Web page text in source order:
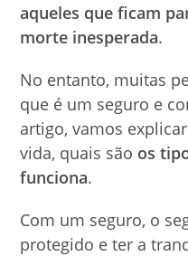
aqueles que ficam
morte inesperada.
No entanto, muitas
que é um seguro e
artigo, vamos
vida, quais são os
funciona.
Com um seguro, o
protegido e ter a